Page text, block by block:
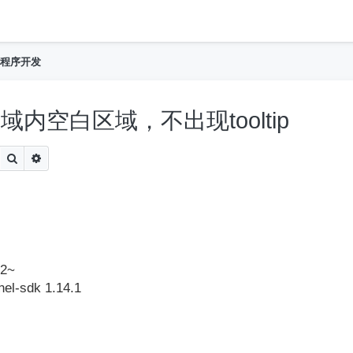
序开发
内空白区域，不出现tooltip
Search
sdk 1.14.1